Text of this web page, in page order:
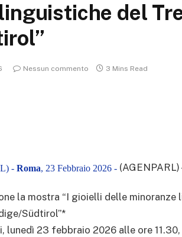
del
Nessun commento 3 Mins Read
- Roma, 23 Febbraio 2026 -
la mostra “I gioielli delle minoranze
Südtirol”*
lunedì 23 febbraio 2026 alle ore